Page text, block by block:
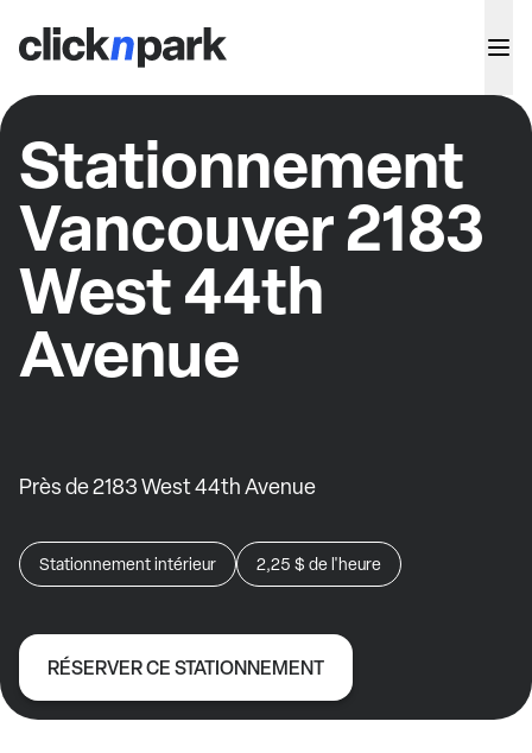
Stationnement
Vancouver 2183
West 44th
Avenue
Près de 2183 West 44th Avenue
Stationnement intérieur 2,25 $ de l'heure
RÉSERVER CE STATIONNEMENT